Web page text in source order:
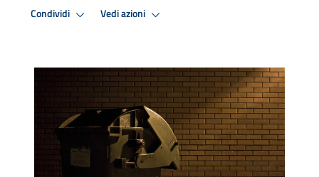
Condividi Vedi azioni